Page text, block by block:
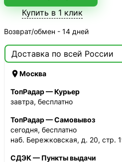
Купить в 1 клик
Возврат/обмен - 14 дней
Доставка по всей России
Москва
ТопРадар — Курьер
завтра, бесплатно
ТопРадар — Самовывоз
сегодня, бесплатно
наб. Бережковская, д. 20, стр.
СДЭК — Пункты выдачи